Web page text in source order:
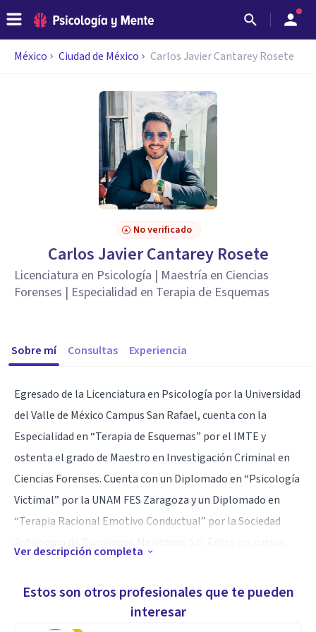
México Ciudad de México Carlos Javier Cantarey Rosete
No verificado
Carlos Javier Cantarey Rosete
Licenciatura en Psicología | Maestría en Ciencias
Forenses | Especialidad en Terapia de Esquemas
Sobre mí Consultas Experiencia
Egresado de la Licenciatura en Psicología por la Universidad
del Valle de México Campus San Rafael, cuenta con la
Especialidad en “Terapia de Esquemas” por el IMTE y
ostenta el grado de Maestro en Investigación Criminal en
Ciencias Forenses. Cuenta con un Diplomado en “Psicología
Victimal” por la UNAM FES Zaragoza y un Diplomado en
“Terapia Racional Emotivo Conductual” por la Sociedad
lenguaje corporal”, “Prevención de la Tortura”, “Estrategias
de intervención oportuna en el consumo de sustancias
psicoactivas” y “Primeros Auxilios Psicológicos”.
Ver descripción completa
Estos son otros profesionales que te pueden
interesar